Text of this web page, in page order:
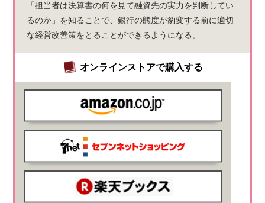
「担当者は決算書の何を見て融資先の実力を判断してい
るのか」を知ることで、銀行の態度が豹変する前に適切
な経営改善策をとることができるようになる。
オンラインストアで購入する